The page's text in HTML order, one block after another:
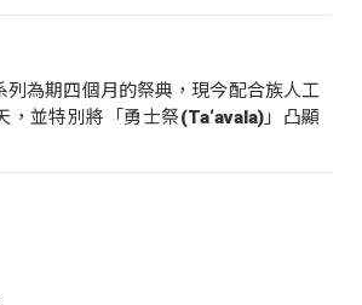
列為期四個月的祭典，現今配合族人工
，並特別將「勇士祭(Ta‘avala)」凸顯